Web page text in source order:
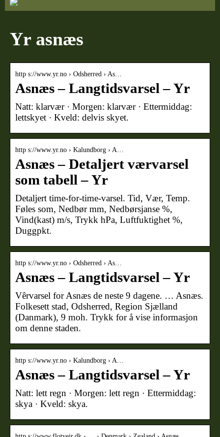
Yr asnæs
http s://www.yr.no › Odsherred › As…
Asnæs – Langtidsvarsel – Yr
Natt: klarvær · Morgen: klarvær · Ettermiddag:
lettskyet · Kveld: delvis skyet.
http s://www.yr.no › Kalundborg › A…
Asnæs – Detaljert værvarsel
som tabell – Yr
Detaljert time-for-time-varsel. Tid, Vær, Temp.
Føles som, Nedbør mm, Nedbørsjanse %,
Vind(kast) m/s, Trykk hPa, Luftfuktighet %,
Duggpkt.
http s://www.yr.no › Odsherred › As…
Asnæs – Langtidsvarsel – Yr
Vêrvarsel for Asnæs de neste 9 dagene. … Asnæs.
Folkesett stad, Odsherred, Region Sjælland
(Danmark), 9 moh. Trykk for å vise informasjon
om denne staden.
http s://www.yr.no › Kalundborg › A…
Asnæs – Langtidsvarsel – Yr
Natt: lett regn · Morgen: lett regn · Ettermiddag:
skya · Kveld: skya.